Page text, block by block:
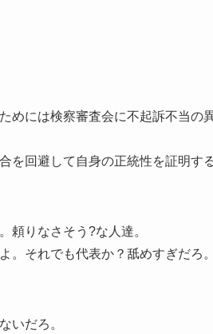
めには検察審査会に不起訴不当の
を回避して自身の正統性を証明す
頼りなさそう?な人達。
。それでも代表か？舐めすぎだろ
いだろ。